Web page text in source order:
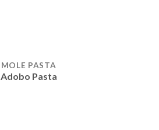
MOLE PASTA
Adobo Pasta